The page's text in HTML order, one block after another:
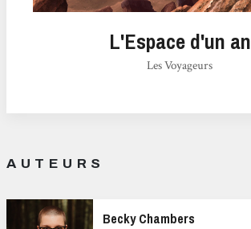
L'Espace d'un an
Les Voyageurs
AUTEURS
Becky Chambers